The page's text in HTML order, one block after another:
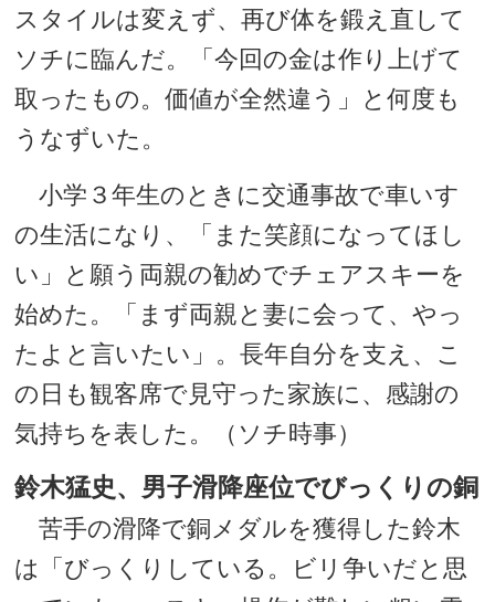
スタイルは変えず、再び体を鍛え直して
ソチに臨んだ。「今回の金は作り上げて
取ったもの。価値が全然違う」と何度も
うなずいた。
小学３年生のときに交通事故で車いす
の生活になり、「また笑顔になってほし
い」と願う両親の勧めでチェアスキーを
始めた。「まず両親と妻に会って、やっ
たよと言いたい」。長年自分を支え、こ
の日も観客席で見守った家族に、感謝の
気持ちを表した。（ソチ時事）
鈴木猛史、男子滑降座位でびっくりの銅
苦手の滑降で銅メダルを獲得した鈴木
は「びっくりしている。ビリ争いだと思